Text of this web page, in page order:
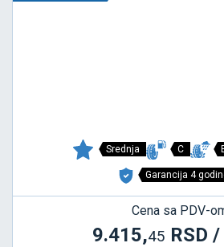
Srednja C
Garancija 4
Cena sa PDV-
9.415,45 RSD